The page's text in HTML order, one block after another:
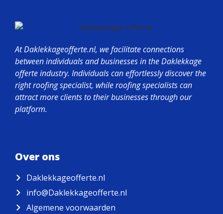
At Daklekkageofferte.nl, we facilitate connections
between individuals and businesses in the Daklekkage
offerte industry. Individuals can effortlessly discover the
right roofing specialist, while roofing specialists can
attract more clients to their businesses through our
platform.
Over ons
Daklekkageofferte.nl
info@Daklekkageofferte.nl
Algemene voorwaarden